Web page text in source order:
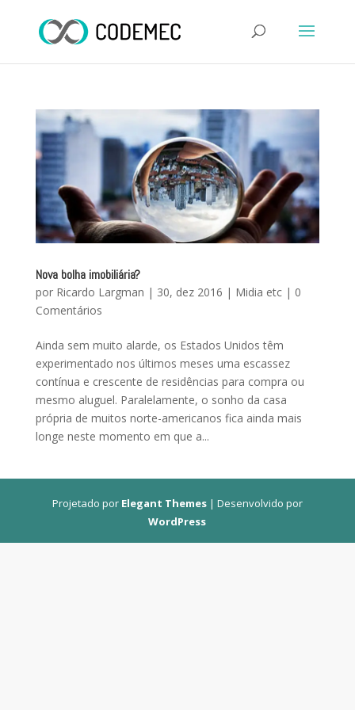
Nova bolha imobiliária?
por Ricardo Largman | 30, dez 2016 | Midia etc| 0
Comentários
Ainda sem muito alarde, os Estados Unidos têm
experimentado nos últimos meses uma escassez
contínua e crescente de residências para compra ou
mesmo aluguel. Paralelamente, o sonho da casa
própria de muitos norte-americanos fica ainda mais
longe neste momento em que a...
Projetado por Elegant Themes| Desenvolvido por
WordPress